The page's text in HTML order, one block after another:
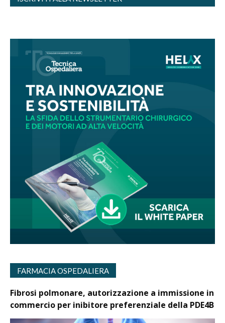
FARMACIA OSPEDALIERA
Fibrosi polmonare, autorizzazione a immissione in
commercio per inibitore preferenziale della PDE4B